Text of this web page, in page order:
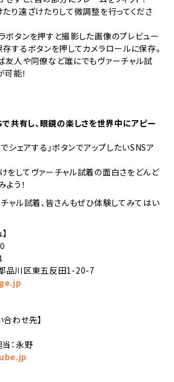
り遠ざけたりして微調整を行ってくださ
ボタンを押すと撮影した画像のプレビュー
するボタンを押してカメラロールに保存。
友人や同僚など誰にでもヴァーチャル試
能！
共有し、眼鏡の楽しさを世界中にアピー
シェアする」ボタンでアップしたいSNSア
をしてヴァーチャル試着の面白さをどんど
う！
ャル試着、皆さんもぜひ体験してみてはい
川区東五反田1-20-7
わせ先】
：永野